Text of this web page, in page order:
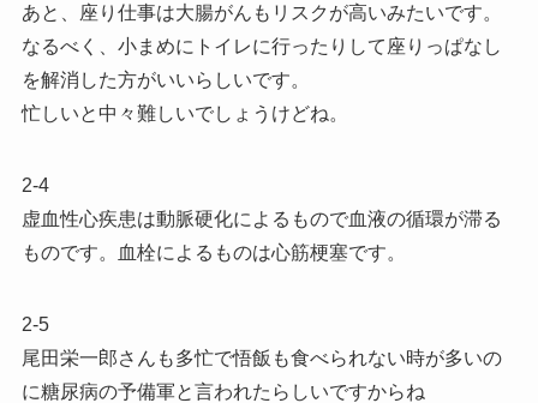
あと、座り仕事は大腸がんもリスクが高いみたいです。
なるべく、小まめにトイレに行ったりして座りっぱなし
を解消した方がいいらしいです。
忙しいと中々難しいでしょうけどね。
2-4
虚血性心疾患は動脈硬化によるもので血液の循環が滞る
ものです。血栓によるものは心筋梗塞です。
2-5
尾田栄一郎さんも多忙で悟飯も食べられない時が多いの
に糖尿病の予備軍と言われたらしいですからね